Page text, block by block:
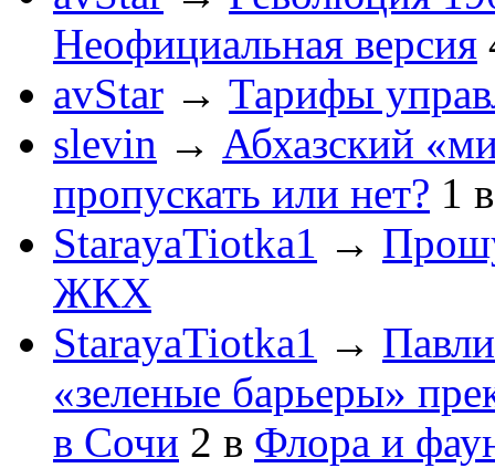
Неофициальная версия
avStar → Тарифы
slevin → Абхазский
пропускать или нет? 1
StarayaTiotka1 →
ЖКХ
StarayaTiotka1 →
«зеленые барьеры»
в Сочи 2 в Флора и